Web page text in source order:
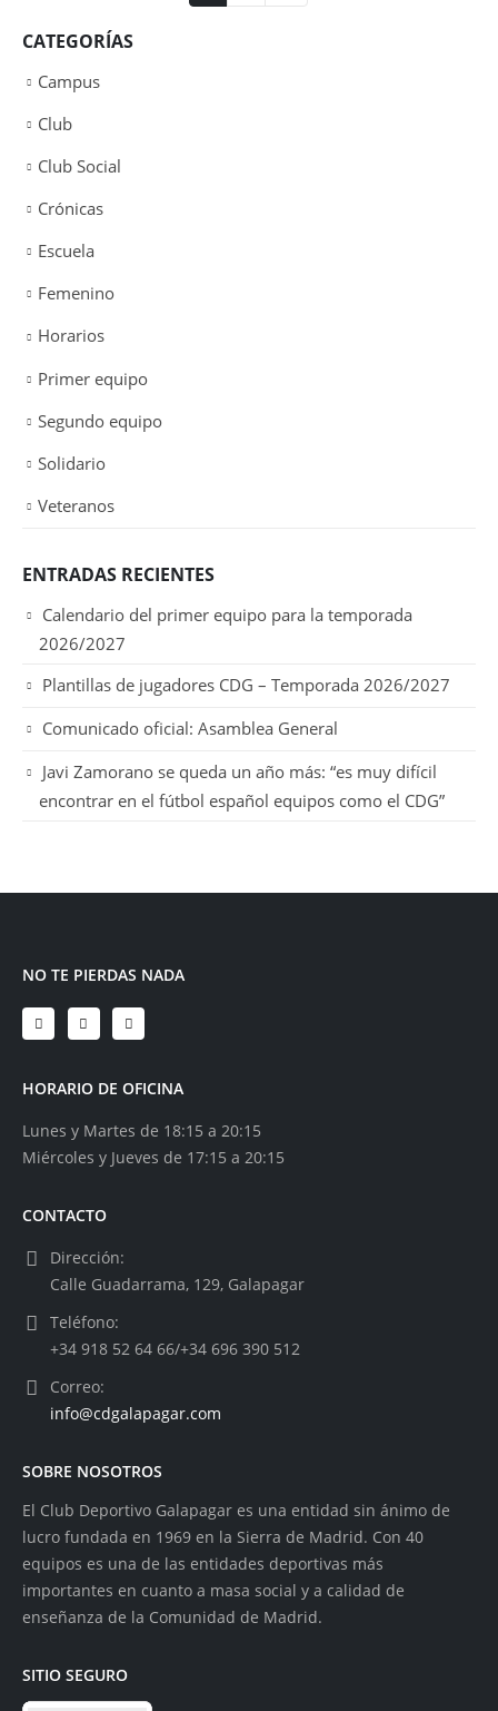
CATEGORÍAS
Campus
Club
Club Social
Crónicas
Escuela
Femenino
Horarios
Primer equipo
Segundo equipo
Solidario
Veteranos
ENTRADAS RECIENTES
Calendario del primer equipo para la temporada
2026/2027
Plantillas de jugadores CDG – Temporada 2026/2027
Comunicado oficial: Asamblea General
Javi Zamorano se queda un año más: “es muy difícil
encontrar en el fútbol español equipos como el CDG”
NO TE PIERDAS NADA
HORARIO DE OFICINA
Lunes y Martes de 18:15 a 20:15
Miércoles y Jueves de 17:15 a 20:15
CONTACTO
Dirección:
Calle Guadarrama, 129, Galapagar
Teléfono:
+34 918 52 64 66/+34 696 390 512
Correo:
info@cdgalapagar.com
SOBRE NOSOTROS
El Club Deportivo Galapagar es una entidad sin ánimo de
lucro fundada en 1969 en la Sierra de Madrid. Con 40
equipos es una de las entidades deportivas más
importantes en cuanto a masa social y a calidad de
enseñanza de la Comunidad de Madrid.
SITIO SEGURO